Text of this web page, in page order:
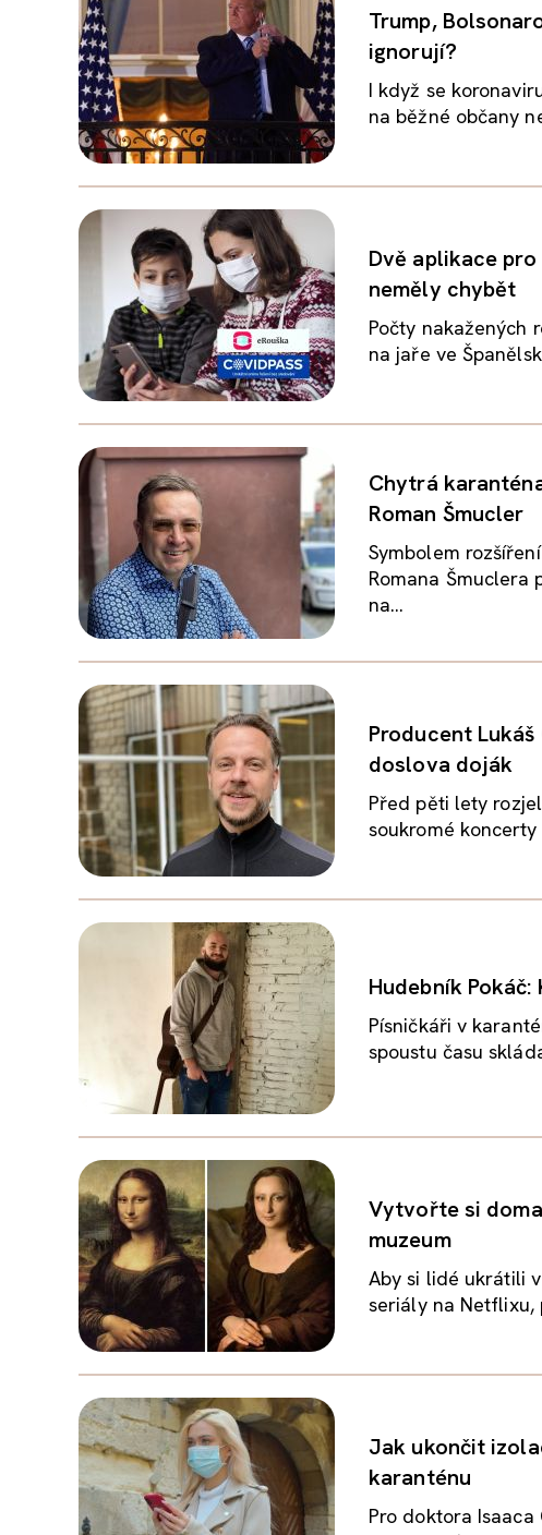
Trump,
ignorují?
I když se
na běžné občany
Dvě aplikace
neměly chybět
Počty nakažených
na jaře ve
Chytrá
Roman Šmucler
Symbolem
Romana Šmuclera
na...
Producent
doslova doják
Před pěti lety
soukromé
Hudebník
Písničkáři v
spoustu času
Vytvořte si
muzeum
Aby si lidé ukrátili
seriály na Netflixu,
Jak ukončit
karanténu
Pro doktora